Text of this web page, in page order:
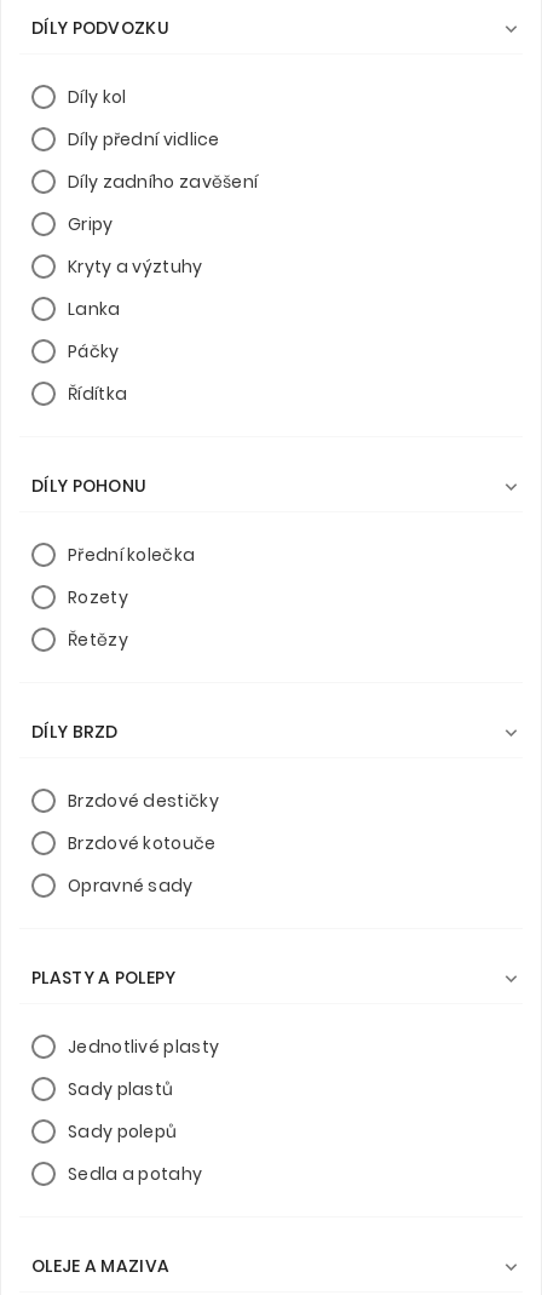
DÍLY PODVOZKU 
Díly kol
Díly přední vidlice
Díly zadního zavěšení
Gripy
Kryty a výztuhy
Lanka
Páčky
Řídítka
DÍLY POHONU 
Přední kolečka
Rozety
Řetězy
DÍLY BRZD 
Brzdové destičky
Brzdové kotouče
Opravné sady
PLASTY A POLEPY 
Jednotlivé plasty
Sady plastů
Sady polepů
Sedla a potahy
OLEJE A MAZIVA 